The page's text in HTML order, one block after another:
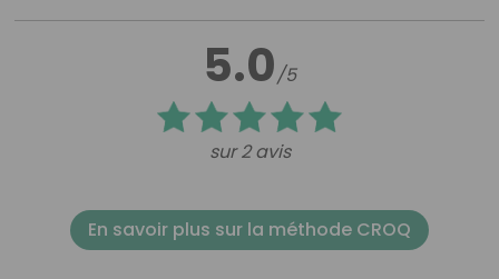
5.0/5
sur 2 avis
En savoir plus sur la méthode CROQ